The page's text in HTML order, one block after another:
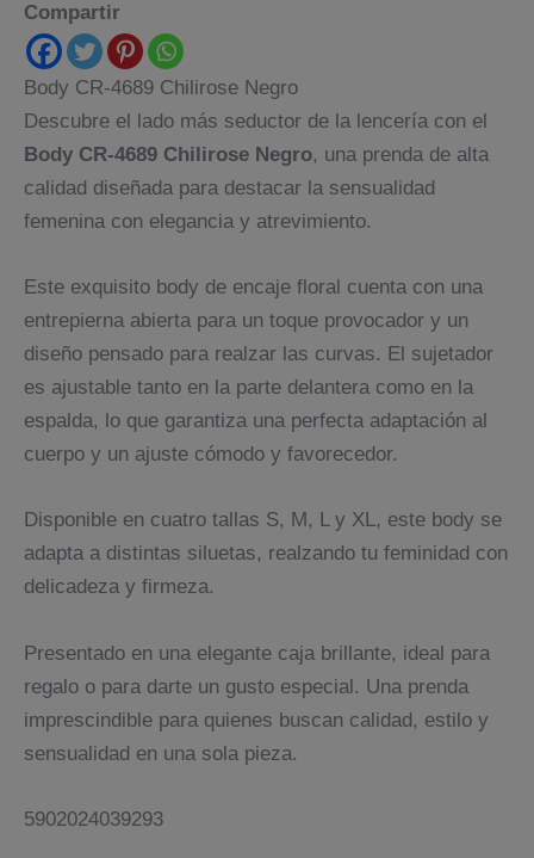
Compartir
Body CR-4689 Chilirose Negro
Descubre el lado más seductor de la lencería con el
Body CR-4689 Chilirose Negro, una prenda de alta
calidad diseñada para destacar la sensualidad
femenina con elegancia y atrevimiento.
Este exquisito body de encaje floral cuenta con una
entrepierna abierta para un toque provocador y un
diseño pensado para realzar las curvas. El sujetador
es ajustable tanto en la parte delantera como en la
espalda, lo que garantiza una perfecta adaptación al
cuerpo y un ajuste cómodo y favorecedor.
Disponible en cuatro tallas S, M, L y XL, este body se
adapta a distintas siluetas, realzando tu feminidad con
delicadeza y firmeza.
Presentado en una elegante caja brillante, ideal para
regalo o para darte un gusto especial. Una prenda
imprescindible para quienes buscan calidad, estilo y
sensualidad en una sola pieza.
5902024039293